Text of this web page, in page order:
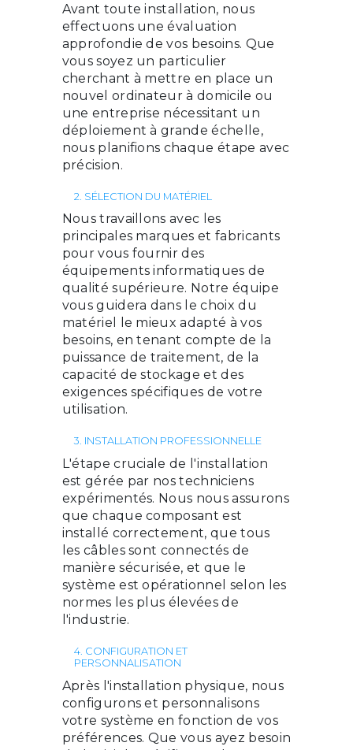
Avant toute installation, nous
effectuons une évaluation
approfondie de vos besoins. Que
vous soyez un particulier
cherchant à mettre en place un
nouvel ordinateur à domicile ou
une entreprise nécessitant un
déploiement à grande échelle,
nous planifions chaque étape avec
précision.
2. SÉLECTION DU MATÉRIEL
Nous travaillons avec les
principales marques et fabricants
pour vous fournir des
équipements informatiques de
qualité supérieure. Notre équipe
vous guidera dans le choix du
matériel le mieux adapté à vos
besoins, en tenant compte de la
puissance de traitement, de la
capacité de stockage et des
exigences spécifiques de votre
utilisation.
3. INSTALLATION PROFESSIONNELLE
L'étape cruciale de l'installation
est gérée par nos techniciens
expérimentés. Nous nous assurons
que chaque composant est
installé correctement, que tous
les câbles sont connectés de
manière sécurisée, et que le
système est opérationnel selon les
normes les plus élevées de
l'industrie.
4. CONFIGURATION ET
PERSONNALISATION
Après l'installation physique, nous
configurons et personnalisons
votre système en fonction de vos
préférences. Que vous ayez besoin